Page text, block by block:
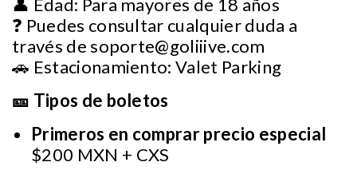
👤 Edad: Para mayores de 18 años
❓ Puedes consultar cualquier duda a
través desoporte@goliiive.com
🚗 Estacionamiento: Valet Parking
🎫 Tipos de boletos
Primeros en comprar precio especial
$200 MXN + CXS